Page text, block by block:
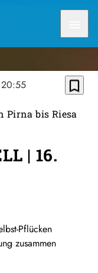
20:55 bookmark_border
Pirna bis Riesa
| 16.
Pflücken
zusammen